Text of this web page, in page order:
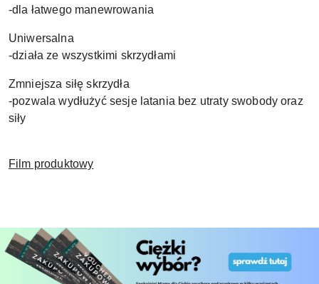
-dla łatwego manewrowania
Uniwersalna
-działa ze wszystkimi skrzydłami
Zmniejsza siłę skrzydła
-pozwala wydłużyć sesje latania bez utraty swobody oraz
siły
Film produktowy